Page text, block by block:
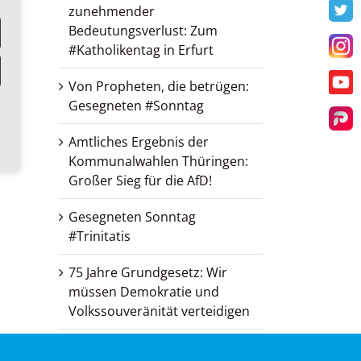
zunehmender
Bedeutungsverlust: Zum
#Katholikentag in Erfurt
Von Propheten, die betrügen:
Gesegneten #Sonntag
Amtliches Ergebnis der
Kommunalwahlen Thüringen:
Großer Sieg für die AfD!
Gesegneten Sonntag
#Trinitatis
75 Jahre Grundgesetz: Wir
müssen Demokratie und
Volkssouveränität verteidigen